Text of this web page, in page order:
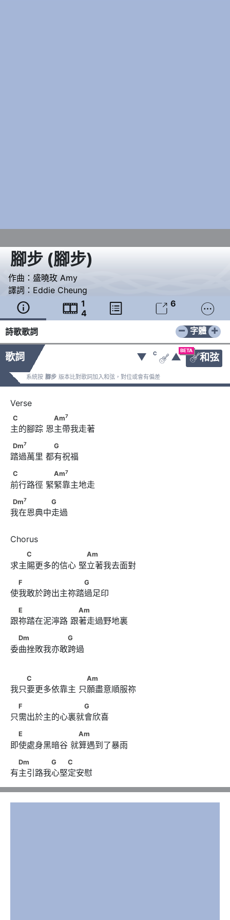
腳步(腳步)
作曲： 盛曉玫 Amy
譯詞： Eddie Cheung
  1
4
  6 
詩歌歌詞 − +
字體
歌詞
BETA
和弦
▼ C
 ▲
系統按 腳步 版本比對歌詞加入和弦，對位或會有偏差
C　　　　      　Am
C Am7
主的腳踪 恩主帶我走著
Dm7 G
Dm7 G
踏過萬里 都有祝福
C　　　　      　Am
C Am7
前行路徑 緊緊靠主地走
Dm7 G
Dm7 G
我在恩典中走過
C　　　　　　      　Am
C Am
求主賜更多的信心 堅立著我去面對
F　　　　　　　　G
F G
使我敢於跨出主祢踏過足印
E　　　　　　      　Am
E Am
跟祢踏在泥濘路 跟著走過野地裏
Dm　　　　　　G
Dm G
委曲挫敗我亦敢跨過
C　　　　　　      　Am
C Am
我只要更多依靠主 只願盡意順服祢
F　　　　　　　　G
F G
只需出於主的心裏就會欣喜
E　　　　　　      　Am
E Am
即使處身黑暗谷 就算遇到了暴雨
Dm　　　　G　　C
Dm G C
有主引路我心堅定安慰